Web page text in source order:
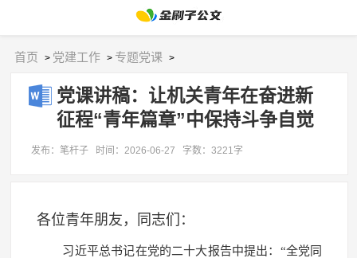
首页 > 党建工作 > 专题党课 >
党课讲稿：让机关青年在奋进新
征程“青年篇章”中保持斗争自觉
发布：笔杆子 时间：2026-06-27 字数：3221字
各位青年朋友，同志们：
习近平总书记在党的二十大报告中提出：“全党同